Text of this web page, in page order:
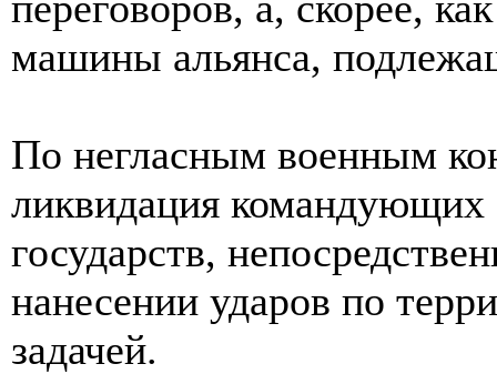
машины альянса,
По негласным военным
ликвидация командующих
государств,
нанесении ударов по
задачей.